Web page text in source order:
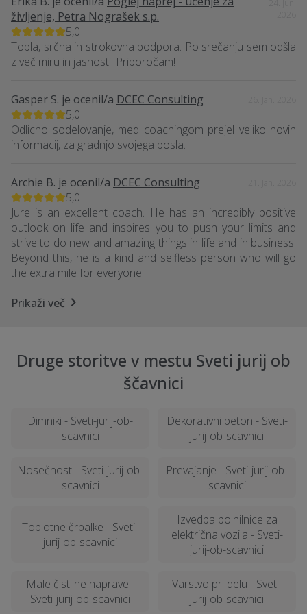
življenje, Petra Nograšek s.p.
5,0
Topla, srčna in strokovna podpora. Po srečanju sem odšla
z več miru in jasnosti. Priporočam!
Gasper S. je ocenil/a DCEC Consulting
5,0
Odlicno sodelovanje, med coachingom prejel veliko novih
informacij, za gradnjo svojega posla.
Archie B. je ocenil/a DCEC Consulting
5,0
Jure is an excellent coach. He has an incredibly positive
outlook on life and inspires you to push your limits and
strive to do new and amazing things in life and in business.
Beyond this, he is a kind and selfless person who will go
the extra mile for everyone.
Prikaži več
Druge storitve v mestu Sveti jurij ob
ščavnici
Dimniki - Sveti-jurij-ob-
scavnici
Dekorativni beton - Sveti-
jurij-ob-scavnici
Nosečnost - Sveti-jurij-ob-
scavnici
Prevajanje - Sveti-jurij-ob-
scavnici
Toplotne črpalke - Sveti-
jurij-ob-scavnici
Izvedba polnilnice za
električna vozila - Sveti-
jurij-ob-scavnici
Male čistilne naprave -
Sveti-jurij-ob-scavnici
Varstvo pri delu - Sveti-
jurij-ob-scavnici